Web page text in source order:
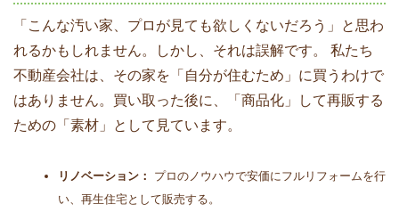
「こんな汚い家、プロが見ても欲しくないだろう」と思わ
れるかもしれません。しかし、それは誤解です。 私たち
不動産会社は、その家を「自分が住むため」に買うわけで
はありません。買い取った後に、「商品化」して再販する
ための「素材」として見ています。
リノベーション：
プロのノウハウで安価にフルリフォームを行
い、再生住宅として販売する。